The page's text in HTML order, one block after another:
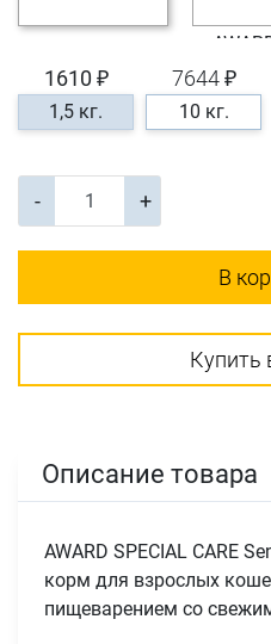
1610 ₽
1,5 кг.
7644 ₽
10 кг.
- +
В
Купить
Описание товара
AWARD SPECIAL CARE
корм для взрослых
пищеварением со